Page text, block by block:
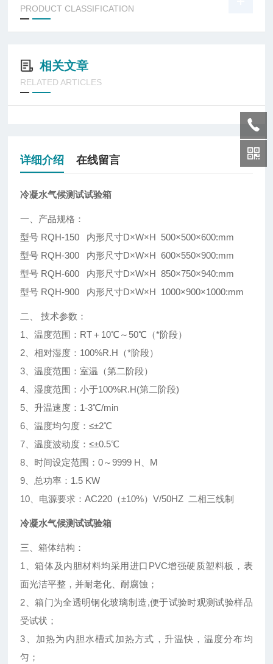
PRODUCT CLASSIFICATION
相关文章
RELATED ARTICLES
详细介绍 在线留言
冷凝水气候测试试验箱
一、产品规格：
型号 RQH-150 内形尺寸D×W×H 500×500×600:mm
型号 RQH-300 内形尺寸D×W×H 600×550×900:mm
型号 RQH-600 内形尺寸D×W×H 850×750×940:mm
型号 RQH-900 内形尺寸D×W×H 1000×900×1000:mm
二、 技术参数：
1、温度范围：RT＋10℃～50℃（*阶段）
2、相对湿度：100%R.H（*阶段）
3、温度范围：室温（第二阶段）
4、湿度范围：小于100%R.H(第二阶段)
5、升温速度：1-3℃/min
6、温度均匀度：≤±2℃
7、温度波动度：≤±0.5℃
8、时间设定范围：0～9999 H、M
9、总功率：1.5 KW
10、电源要求：AC220（±10%）V/50HZ 二相三线制
冷凝水气候测试试验箱
三、箱体结构：
1、箱体及内胆材料均采用进口PVC增强硬质塑料板，表
面光洁平整，并耐老化、耐腐蚀；
2、箱门为全透明钢化玻璃制造,便于试验时观测试验样品
受试状；
3、加热为内胆水槽式加热方式，升温快，温度分布均
匀；